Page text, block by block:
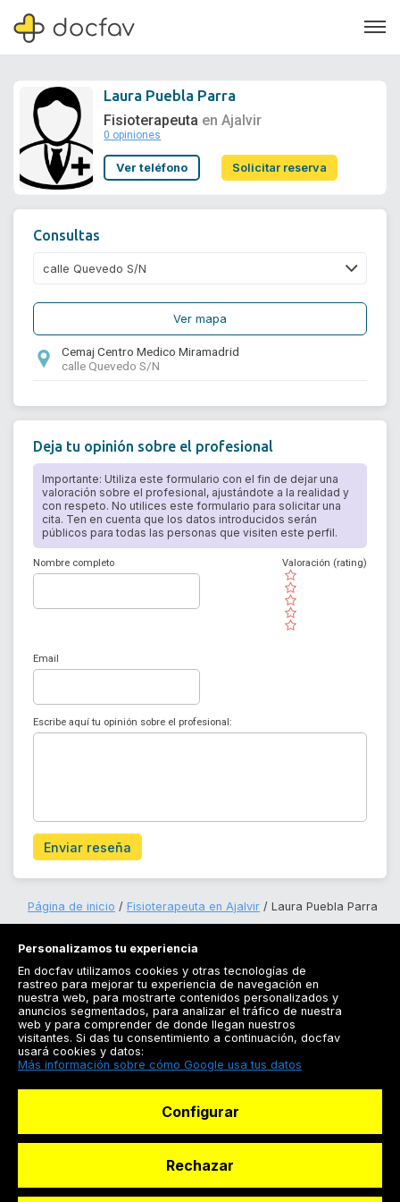
Soporte
Laura Puebla Parra
Fisioterapeuta en Ajalvir
0 opiniones
Ver teléfono Solicitar reserva
Consultas
Ver mapa
Cemaj Centro Medico Miramadrid
calle Quevedo S/N
Deja tu opinión sobre el profesional
Importante: Utiliza este formulario con el fin de dejar una
valoración sobre el profesional, ajustándote a la realidad y
con respeto. No utilices este formulario para solicitar una
cita. Ten en cuenta que los datos introducidos serán
públicos para todas las personas que visiten este perfil.
Nombre completo
( )
( )
( )
( )
( )
Valoración (rating)
Email
Escribe aquí tu opinión sobre el profesional:
Enviar reseña
Página de inicio Fisioterapeuta en Ajalvir Laura Puebla Parra
Registrarse
Docfav
Personalizamos tu experiencia
En docfav utilizamos cookies y otras tecnologías de
rastreo para mejorar tu experiencia de navegación en
nuestra web, para mostrarte contenidos personalizados y
anuncios segmentados, para analizar el tráfico de nuestra
web y para comprender de donde llegan nuestros
visitantes. Si das tu consentimiento a continuación, docfav
usará cookies y datos:
Más información sobre cómo Google usa tus datos
Configurar
Rechazar